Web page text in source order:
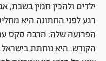
ילדים ולהכין חמין בשבת,
רגע לפני החתונה היא
הפרועה שלה: הרבה סקס
הקודש. היא נוחתת בישראל